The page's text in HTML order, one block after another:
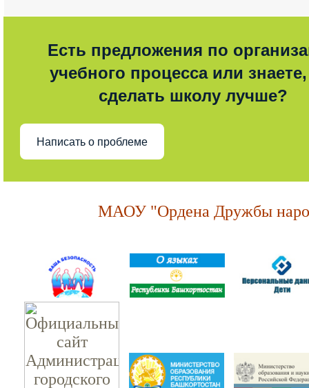
Есть предложения по
учебного процесса или знаете,
сделать школу лучше?
Написать о проблеме
МАОУ "Ордена Дружбы